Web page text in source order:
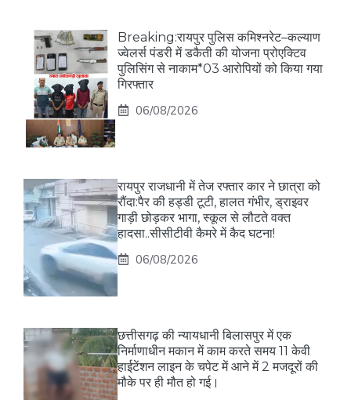
Breaking:रायपुर पुलिस कमिश्नरेट–कल्याण
ज्वेलर्स पंडरी में डकैती की योजना प्रोएक्टिव
पुलिसिंग से नाकाम*03 आरोपियों को किया गया
गिरफ्तार
06/08/2026
रायपुर राजधानी में तेज रफ्तार कार ने छात्रा को
रौंदा:पैर की हड्डी टूटी, हालत गंभीर, ड्राइवर
गाड़ी छोड़कर भागा, स्कूल से लौटते वक्त
हादसा..सीसीटीवी कैमरे में कैद घटना!
06/08/2026
छत्तीसगढ़ की न्यायधानी बिलासपुर में एक
निर्माणाधीन मकान में काम करते समय 11 केवी
हाईटेंशन लाइन के चपेट में आने में 2 मजदूरों की
मौके पर ही मौत हो गई।